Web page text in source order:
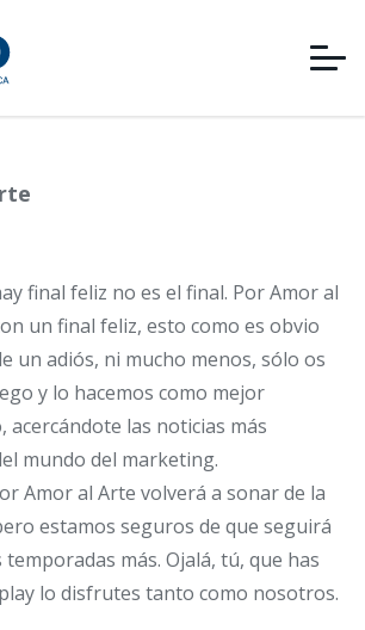
final feliz no es el final. Por Amor al
un final feliz, esto como es obvio
un adiós, ni mucho menos, sólo os
y lo hacemos como mejor
acercándote las noticias más
mundo del marketing.
Amor al Arte volverá a sonar de la
estamos seguros de que seguirá
más. Ojalá, tú, que has
lo disfrutes tanto como nosotros.